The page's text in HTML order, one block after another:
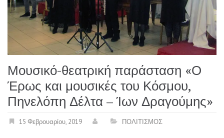
Μουσικό-θεατρική παράσταση «Ο
Έρως και μουσικές του Κόσμου,
Πηνελόπη Δέλτα – Ίων Δραγούμης»
15 Φεβρουαρίου, 2019 ΠΟΛΙΤΙΣΜΟΣ